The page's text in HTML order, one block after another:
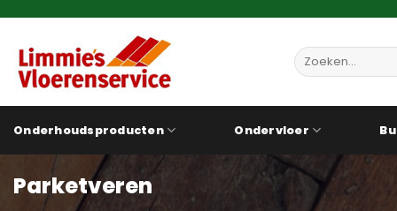
inhoud
Zoeken
naar:
Onderhoudsproducten Ondervloer
Parketveren